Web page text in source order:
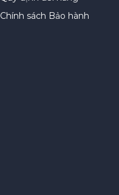
Chính sách Bảo hành